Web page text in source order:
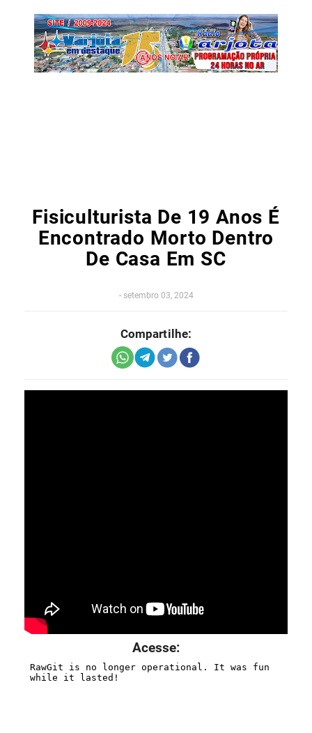
Fisiculturista De 19 Anos É
Encontrado Morto Dentro
De Casa Em SC
- setembro 03, 2024
Compartilhe:
Acesse: